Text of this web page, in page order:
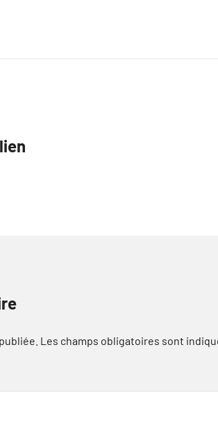
Les champs obligatoires sont